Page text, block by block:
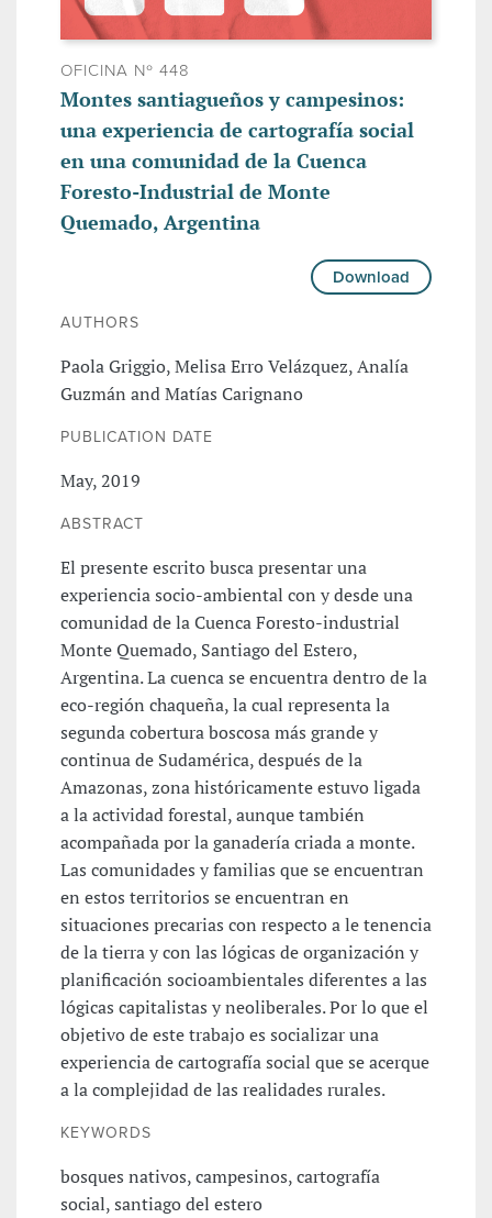
OFICINA Nº 448
Montes santiagueños y campesinos:
una experiencia de cartografía social
en una comunidad de la Cuenca
Foresto-Industrial de Monte
Quemado, Argentina
Download
AUTHORS
Paola Griggio, Melisa Erro Velázquez, Analía
Guzmán and Matías Carignano
PUBLICATION DATE
May, 2019
ABSTRACT
El presente escrito busca presentar una
experiencia socio-ambiental con y desde una
comunidad de la Cuenca Foresto-industrial
Monte Quemado, Santiago del Estero,
Argentina. La cuenca se encuentra dentro de la
eco-región chaqueña, la cual representa la
segunda cobertura boscosa más grande y
continua de Sudamérica, después de la
Amazonas, zona históricamente estuvo ligada
a la actividad forestal, aunque también
acompañada por la ganadería criada a monte.
Las comunidades y familias que se encuentran
en estos territorios se encuentran en
situaciones precarias con respecto a le tenencia
de la tierra y con las lógicas de organización y
planificación socioambientales diferentes a las
lógicas capitalistas y neoliberales. Por lo que el
objetivo de este trabajo es socializar una
experiencia de cartografía social que se acerque
a la complejidad de las realidades rurales.
KEYWORDS
bosques nativos, campesinos, cartografía
social, santiago del estero